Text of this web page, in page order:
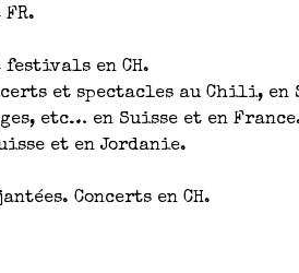
festivals en CH.
et spectacles au Chili, en
etc… en Suisse et en
et en Jordanie.
Concerts en CH.